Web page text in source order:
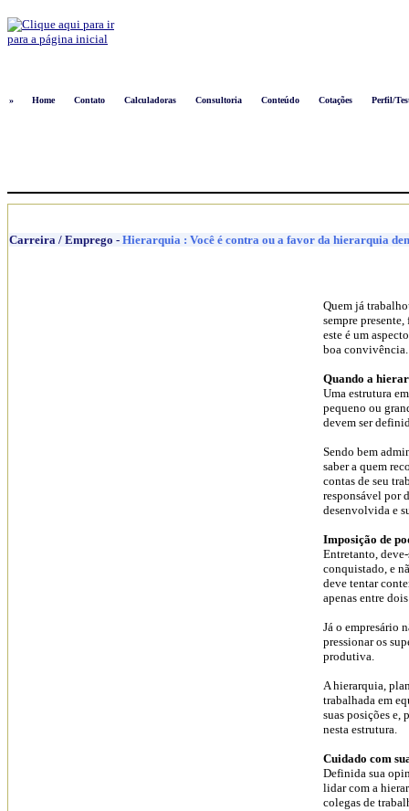
»
Home Contato Calculadoras Consultoria Conteúdo Cotações Perfil/
Carreira / Emprego - Hierarquia : Você é contra ou a favor da hierarquia
Quem já
sempre
este é um
boa convivência.
Quando a
Uma estrutura
pequeno ou
devem ser
Sendo bem
saber a quem
contas de seu
responsável por
desenvolvida e
Imposição de
Entretanto,
conquistado, e
deve tentar
apenas entre
Já o empresário
pressionar os
produtiva.
A hierarquia,
trabalhada em
suas posições e,
nesta estrutura.
Cuidado com
Definida sua
lidar com a
colegas de